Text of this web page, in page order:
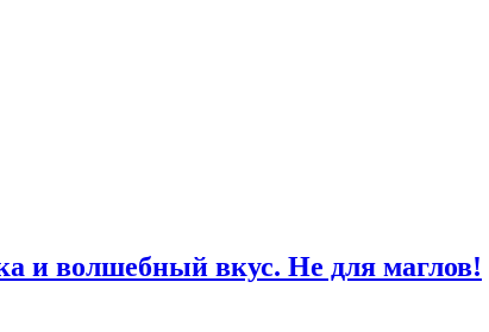
и волшебный вкус. Не для маглов!